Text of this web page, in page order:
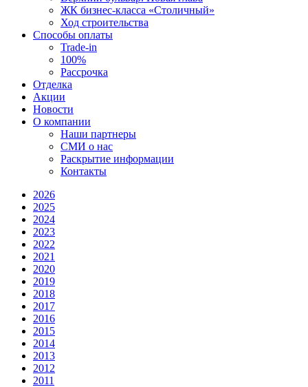
ЖК бизнес-класса «Столичный»
Ход строительства
Способы оплаты
Trade-in
100%
Рассрочка
Отделка
Акции
Новости
О компании
Наши партнеры
СМИ о нас
Раскрытие информации
Контакты
2026
2025
2024
2023
2022
2021
2020
2019
2018
2017
2016
2015
2014
2013
2012
2011